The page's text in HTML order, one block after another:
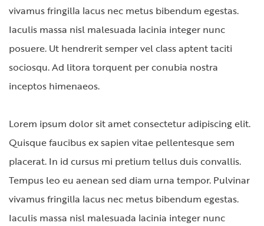
vivamus fringilla lacus nec metus bibendum egestas.
Iaculis massa nisl malesuada lacinia integer nunc
posuere. Ut hendrerit semper vel class aptent taciti
sociosqu. Ad litora torquent per conubia nostra
inceptos himenaeos.
Lorem ipsum dolor sit amet consectetur adipiscing elit.
Quisque faucibus ex sapien vitae pellentesque sem
placerat. In id cursus mi pretium tellus duis convallis.
Tempus leo eu aenean sed diam urna tempor. Pulvinar
vivamus fringilla lacus nec metus bibendum egestas.
Iaculis massa nisl malesuada lacinia integer nunc